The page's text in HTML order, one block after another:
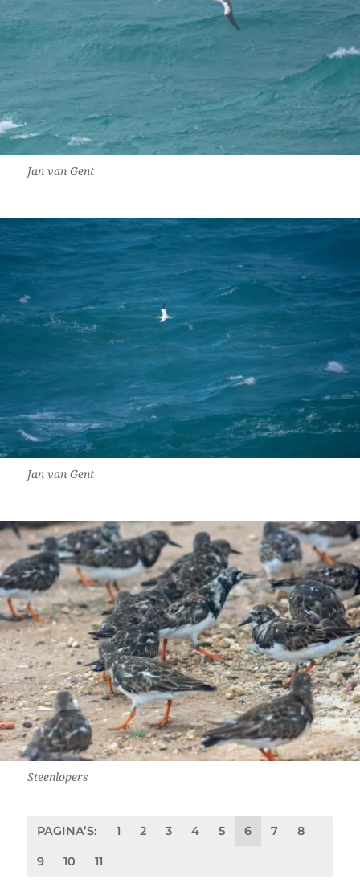
Jan van Gent
Jan van Gent
Steenlopers
PAGINA’S: 1 2 3 4 5 6 7 8
9 10 11